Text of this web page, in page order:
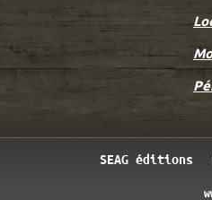
SEAG éditions